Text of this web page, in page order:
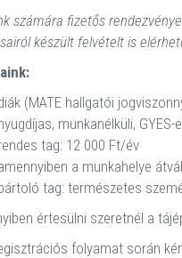
számára fizetős
készült felvételt is
(MATE hallgatói
munkanélküli,
tag: 12 000 Ft/év
a munkahelye
tag: természetes
értesülni szeretnél a
folyamat során